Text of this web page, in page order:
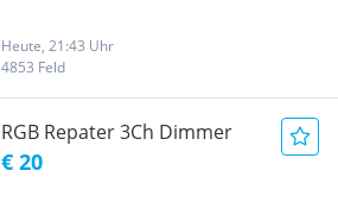
Heute, 21:43 Uhr
4853 Feld
RGB Repater 3Ch Dimmer
€ 20